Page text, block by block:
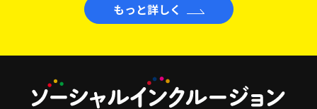
もっと詳しく